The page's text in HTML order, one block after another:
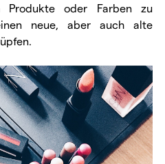
Produkte oder Farben zu
neue, aber auch alte